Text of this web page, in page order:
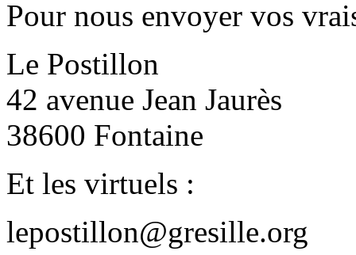
Pour nous envoyer vos
Le Postillon
42 avenue Jean Jaurès
38600 Fontaine
Et les virtuels :
lepostillon@gresille.org